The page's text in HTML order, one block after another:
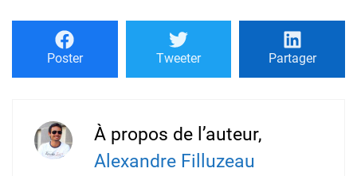
Poster Tweeter Partager
À propos de l’auteur,
Alexandre Filluzeau